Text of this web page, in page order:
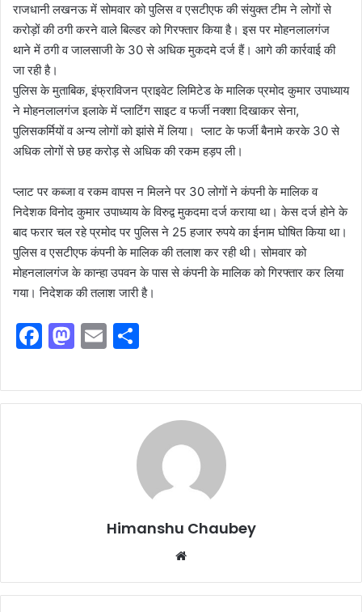
राजधानी लखनऊ में सोमवार को पुलिस व एसटीएफ की संयुक्त टीम ने लोगों से
करोड़ों की ठगी करने वाले बिल्डर को गिरफ्तार किया है। इस पर मोहनलालगंज
थाने में ठगी व जालसाजी के 30 से अधिक मुकदमे दर्ज हैं। आगे की कार्रवाई की
जा रही है।
पुलिस के मुताबिक, इंफ्राविजन प्राइवेट लिमिटेड के मालिक प्रमोद कुमार उपाध्याय
ने मोहनलालगंज इलाके में प्लाटिंग साइट व फर्जी नक्शा दिखाकर सेना,
पुलिसकर्मियों व अन्य लोगों को झांसे में लिया। प्लाट के फर्जी बैनामे करके 30 से
अधिक लोगों से छह करोड़ से अधिक की रकम हड़प ली।
प्लाट पर कब्जा व रकम वापस न मिलने पर 30 लोगों ने कंपनी के मालिक व
निदेशक विनोद कुमार उपाध्याय के विरुद्व मुकदमा दर्ज कराया था। केस दर्ज होने के
बाद फरार चल रहे प्रमोद पर पुलिस ने 25 हजार रुपये का ईनाम घोषित किया था।
पुलिस व एसटीएफ कंपनी के मालिक की तलाश कर रही थी। सोमवार को
मोहनलालगंज के कान्हा उपवन के पास से कंपनी के मालिक को गिरफ्तार कर लिया
गया। निदेशक की तलाश जारी है।
F
c
e
M
st
o
E
ai
l
ar
e
Himanshu Chaubey